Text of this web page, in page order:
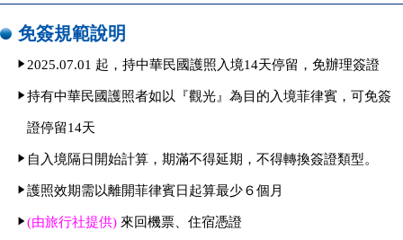
免簽規範說明
2025.07.01 起，持中華民國護照入境14天停留，免辦理簽證
持有中華民國護照者如以『觀光』為目的入境菲律賓，可免簽
證停留14天
自入境隔日開始計算，期滿不得延期，不得轉換簽證類型。
護照效期需以離開菲律賓日起算最少６個月
(由旅行社提供) 來回機票、住宿憑證